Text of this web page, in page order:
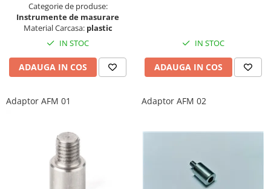
Categorie de produse:
Instrumente de masurare
Material Carcasa: plastic
IN STOC
ADAUGA IN COS
IN STOC
ADAUGA IN COS
Adaptor AFM 01 Adaptor AFM 02